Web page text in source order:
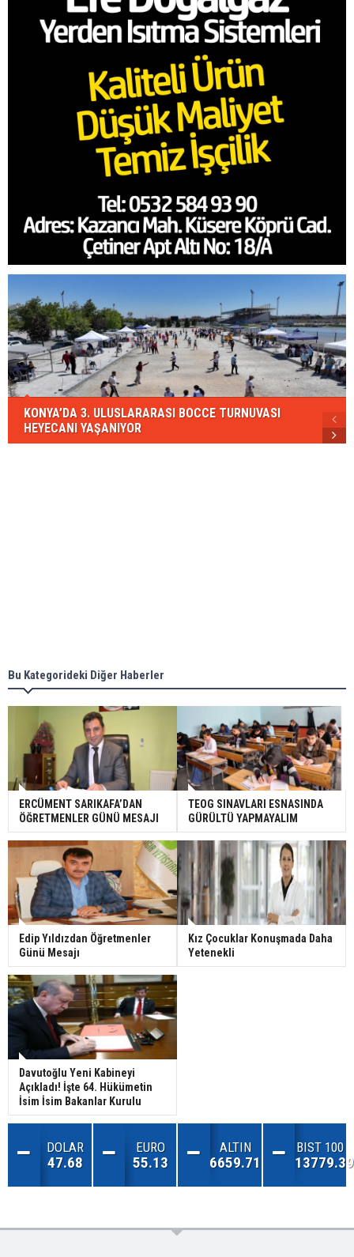
KONYA’DA 3. ULUSLARARASI BOCCE TURNUVASI
HEYECANI YAŞANIYOR
Bu Kategorideki Diğer Haberler
ERCÜMENT SARIKAFA’DAN
ÖĞRETMENLER GÜNÜ MESAJI
TEOG SINAVLARI ESNASINDA
GÜRÜLTÜ YAPMAYALIM
Edip Yıldızdan Öğretmenler
Günü Mesajı
Kız Çocuklar Konuşmada Daha
Yetenekli
Davutoğlu Yeni Kabineyi
Açıkladı! İşte 64. Hükümetin
İsim İsim Bakanlar Kurulu
DOLAR
47.68
EURO
55.13
ALTIN
6659.71
BIST 100
13779.39